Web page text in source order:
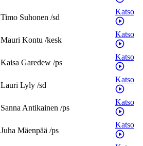
Timo Suhonen /sd
Katso
Mauri Kontu /kesk
Katso
Kaisa Garedew /ps
Katso
Lauri Lyly /sd
Katso
SannaAntikainen /ps
Katso
Juha Mäenpää /ps
Katso